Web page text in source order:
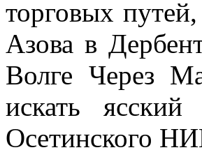
торговых
Азова в
Волге Через
искать
Осетинского